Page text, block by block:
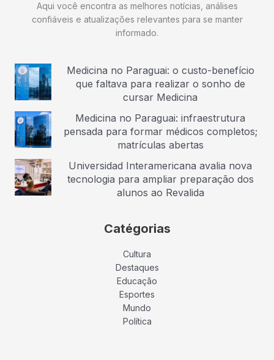
Aqui você encontra as melhores notícias, análises
confiáveis e atualizações relevantes para se manter
informado.
Medicina no Paraguai: o custo-benefício
que faltava para realizar o sonho de
cursar Medicina
Medicina no Paraguai: infraestrutura
pensada para formar médicos completos;
matrículas abertas
Universidad Interamericana avalia nova
tecnologia para ampliar preparação dos
alunos ao Revalida
Catégorias
Cultura
Destaques
Educação
Esportes
Mundo
Política